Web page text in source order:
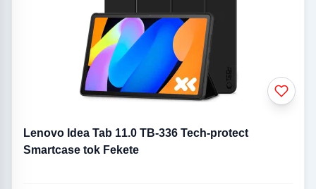
Lenovo Idea Tab 11.0 TB-336 Tech-protect
Smartcase tok Fekete